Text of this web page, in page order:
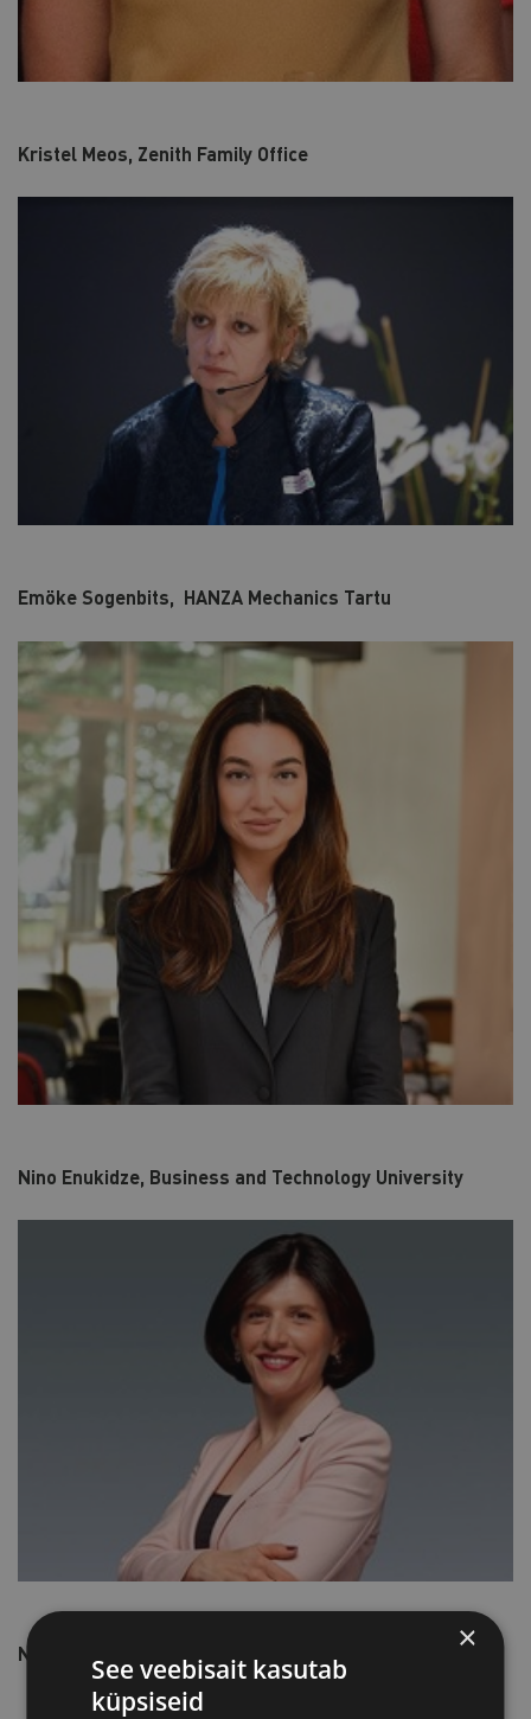
Kristel Meos, Zenith Family Office
Emöke Sogenbits, HANZA Mechanics Tartu
Nino Enukidze, Business and Technology University
Nino Suknidze, Suknidze & Partners LLC ×
See veebisait kasutab
küpsiseid